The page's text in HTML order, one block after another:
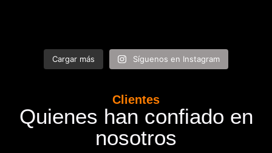
Cargar más Síguenos en Instagram
Clientes
Quienes han confiado en
nosotros